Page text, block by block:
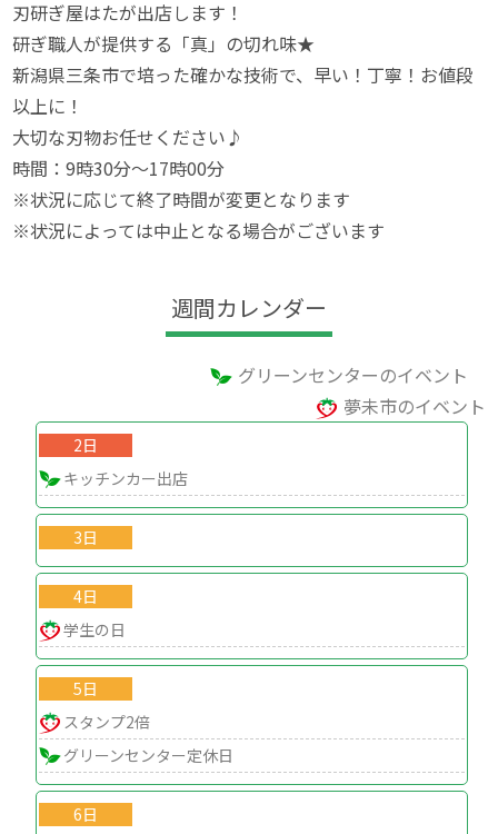
刃研ぎ屋はたが出店します！
研ぎ職人が提供する「真」の切れ味★
新潟県三条市で培った確かな技術で、早い！丁寧！お値段
以上に！
大切な刃物お任せください♪
時間：9時30分～17時00分
※状況に応じて終了時間が変更となります
※状況によっては中止となる場合がございます
週間カレンダー
グリーンセンターのイベント
夢未市のイベント
2日
キッチンカー出店
3日
4日
学生の日
5日
スタンプ2倍
グリーンセンター定休日
6日